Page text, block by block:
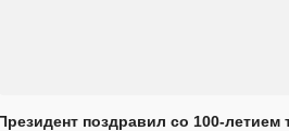
поздравил со 100-летием